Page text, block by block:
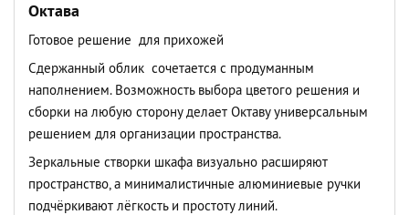
Октава
Готовое решение для прихожей
Сдержанный облик сочетается с продуманным
наполнением. Возможность выбора цветого решения и
сборки на любую сторону делает Октаву универсальным
решением для организации пространства.
Зеркальные створки шкафа визуально расширяют
пространство, а минималистичные алюминиевые ручки
подчёркивают лёгкость и простоту линий.